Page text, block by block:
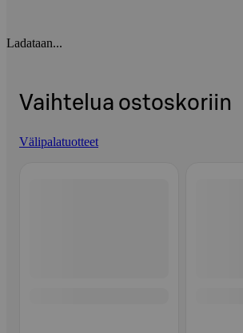
Ladataan...
Vaihtelua ostoskoriin
Välipalatuotteet